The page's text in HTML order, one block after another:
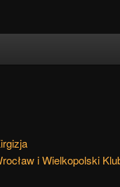
i Wielkopolski